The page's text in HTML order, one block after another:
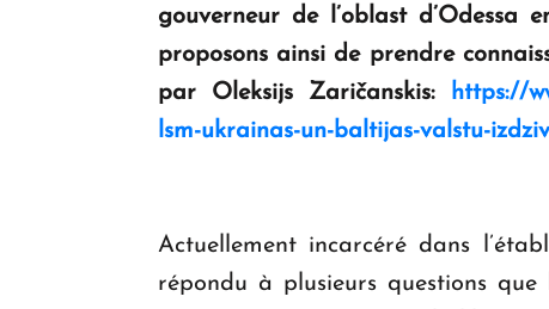
gouverneur de l’oblast d’Odessa
proposons ainsi de prendre
par Oleksijs Zaričanskis: https://
lsm-ukrainas-un-baltijas-valstu-
Actuellement incarcéré dans
répondu à plusieurs questions